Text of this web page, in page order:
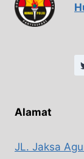
Alamat
JL. Jaksa